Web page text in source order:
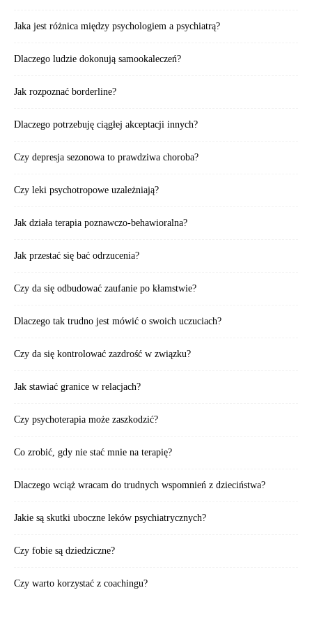
Jaka jest różnica między psychologiem a psychiatrą?
Dlaczego ludzie dokonują samookaleczeń?
Jak rozpoznać borderline?
Dlaczego potrzebuję ciągłej akceptacji innych?
Czy depresja sezonowa to prawdziwa choroba?
Czy leki psychotropowe uzależniają?
Jak działa terapia poznawczo-behawioralna?
Jak przestać się bać odrzucenia?
Czy da się odbudować zaufanie po kłamstwie?
Dlaczego tak trudno jest mówić o swoich uczuciach?
Czy da się kontrolować zazdrość w związku?
Jak stawiać granice w relacjach?
Czy psychoterapia może zaszkodzić?
Co zrobić, gdy nie stać mnie na terapię?
Dlaczego wciąż wracam do trudnych wspomnień z dzieciństwa?
Jakie są skutki uboczne leków psychiatrycznych?
Czy fobie są dziedziczne?
Czy warto korzystać z coachingu?